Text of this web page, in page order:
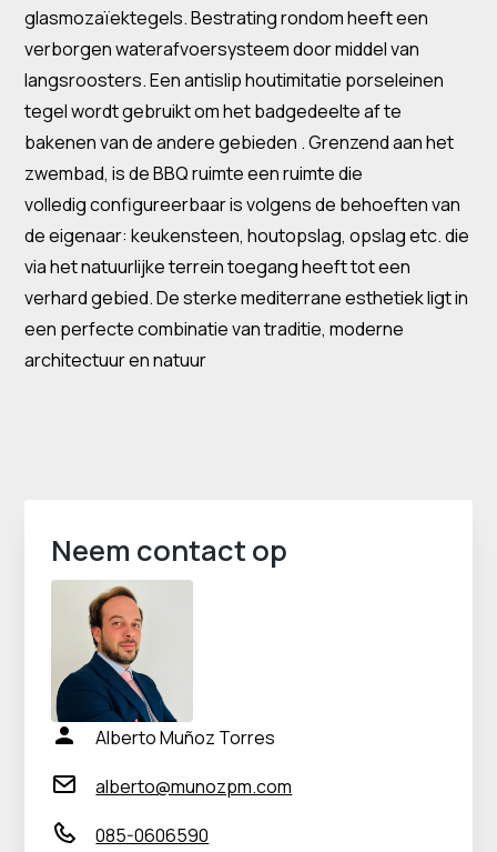
glasmozaïektegels. Bestrating rondom heeft een
verborgen waterafvoersysteem door middel van
langsroosters. Een antislip houtimitatie porseleinen
tegel wordt gebruikt om het badgedeelte af te
bakenen van de andere gebieden . Grenzend aan het
zwembad, is de BBQ ruimte een ruimte die
volledig configureerbaar is volgens de behoeften van
de eigenaar: keukensteen, houtopslag, opslag etc. die
via het natuurlijke terrein toegang heeft tot een
verhard gebied. De sterke mediterrane esthetiek ligt in
een perfecte combinatie van traditie, moderne
architectuur en natuur
Neem contact op
Alberto Muñoz Torres
alberto@munozpm.com
085-0606590